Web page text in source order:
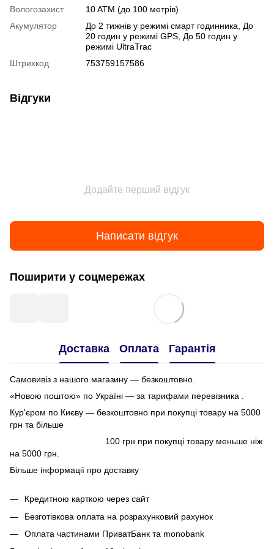
Вологозахист
10 ATM (до 100 метрів)
Акумулятор
До 2 тижнів у режимі смарт годинника, До
20 годин у режимі GPS, До 50 годин у
режимі UltraTrac
Штрихкод
753759157586
Відгуки
Додайте перший відгук
Написати відгук
Поширити у соцмережах
Доставка Оплата Гарантія
Самовивіз з нашого магазину — безкоштовно.
«Новою поштою» по Україні — за тарифами перевізника .
Кур'єром по Києву — безкоштовно при покупці товару на 5000
грн та більше
100 грн при покупці товару меньше ніж
на 5000 грн.
Більше інформації про доставку
Кредитною карткою через сайт
Безготівкова оплата на розрахунковий рахунок
Оплата частинами ПриватБанк та monobank